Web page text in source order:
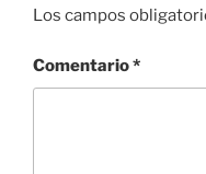
Los campos
Comentario*